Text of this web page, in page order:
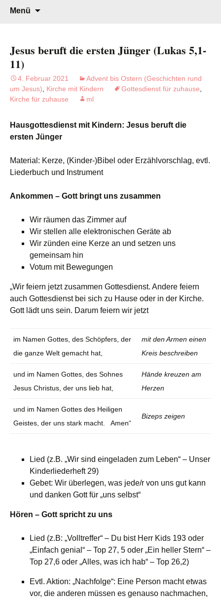
Willkommen!
Gottesdienst verändert
Menü
Jesus beruft die ersten Jünger (Lukas 5,1-
11)
4. Februar 2021
Advent bis Ostern (Geschichten rund
um Jesus)
Kirche mit Kindern Gottesdienst für zuhause
Kirche für zuhause
ml
Hausgottesdienst mit Kindern: Jesus beruft die
ersten Jünger
Material: Kerze, (Kinder-)Bibel oder Erzählvorschlag, evtl.
Liederbuch und Instrument
Ankommen – Gott bringt uns zusammen
Wir räumen das Zimmer auf
Wir stellen alle elektronischen Geräte ab
Wir zünden eine Kerze an und setzen uns
gemeinsam hin
Votum mit Bewegungen
„Wir feiern jetzt zusammen Gottesdienst. Andere feiern
auch Gottesdienst bei sich zu Hause oder in der Kirche.
Gott lädt uns sein. Darum feiern wir jetzt
im Namen Gottes, des Schöpfers, der
die ganze Welt gemacht hat,
mit den Armen einen
Kreis beschreiben
und im Namen Gottes, des Sohnes
Jesus Christus, der uns lieb hat,
Hände kreuzen am
Herzen
und im Namen Gottes des Heiligen
Geistes, der uns stark macht. Amen“
Bizeps zeigen
Lied (z.B. „Wir sind eingeladen zum Leben“ – Unser
Kinderliederheft 29)
Gebet: Wir überlegen, was jede/r von uns gut kann
und danken Gott für „uns selbst“
Hören – Gott spricht zu uns
Lied (z.B: „Volltreffer“ – Du bist Herr Kids 193 oder
„Einfach genial“ – Top 27, 5 oder „Ein heller Stern“ –
Top 27,6 oder „Alles, was ich hab“ – Top 26,2)
Evtl. Aktion: „Nachfolge“: Eine Person macht etwas
vor, die anderen müssen es genauso nachmachen,